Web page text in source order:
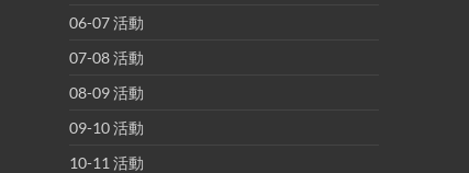
06-07 活動
07-08 活動
08-09 活動
09-10 活動
10-11 活動